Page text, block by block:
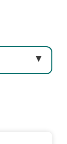
▼